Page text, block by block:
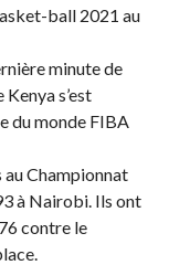
ball 2021 au
minute de
s’est
du monde FIBA
Championnat
à Nairobi. Ils ont
contre le